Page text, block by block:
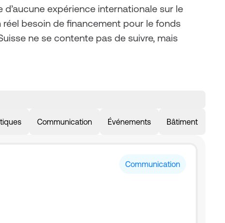
expérience internationale sur le
besoin de financement pour le fonds
ne se contente pas de suivre, mais
Communication Événements Bâtiment
Communication